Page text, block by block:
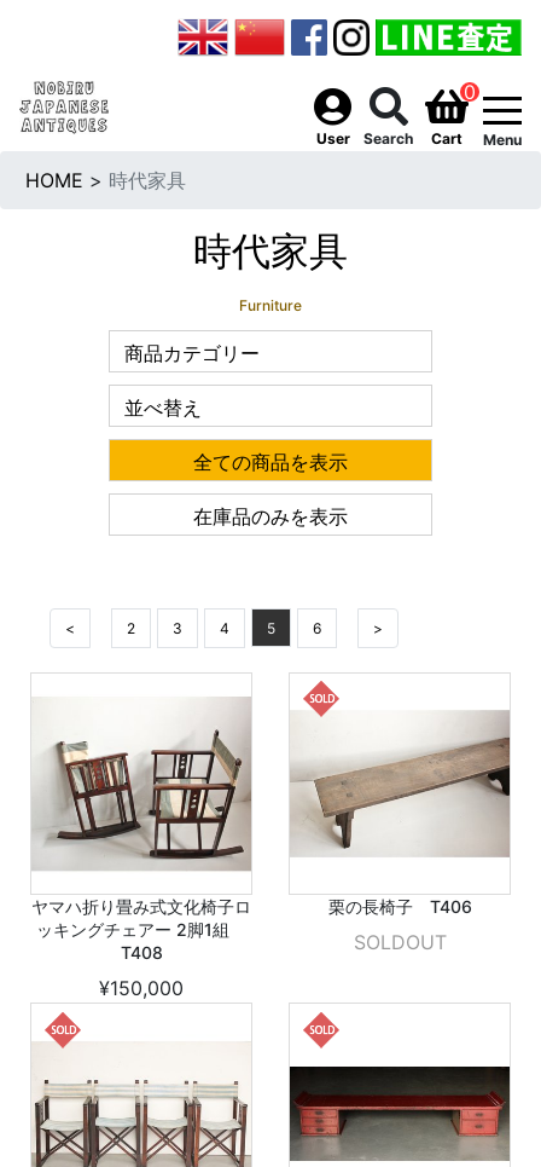
User Search
0
Cart Menu
HOME > 時代家具
時代家具
Furniture
商品カテゴリー
並べ替え
全ての商品を表示
在庫品のみを表示
< 2 3 4 5 6 >
ヤマハ折り畳み式文化椅子ロ
ッキングチェアー 2脚1組
T408
¥150,000
栗の長椅子 T406
SOLDOUT